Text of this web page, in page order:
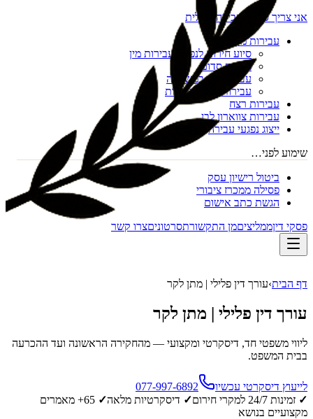
אני צריך סיוע בעבירה פלילית
עבירות מין
סיוע חירום לנפגעי עבירות מין
מעשה סדום
עבירות מין במשפחה
עבירות מין דיגיטליות
עבירות רצח
עבירות צווארון לבן
ייצוג נפגעי עבירה
שימוע לפני…
ביטול רישיון עסק
פסילה ממכרז ציבורי
הגשת כתב אישום
פסקי דיןממליציםמן התקשורתסרטוניםצרו קשר
דף הבית›עורך דין פלילי | מתן לקר
עורך דין פלילי | מתן לקר
ליווי משפטי חד, דיסקרטי ומקצועי — מהחקירה הראשונה ועד ההכרעה
בבית המשפט.
לייעוץ דיסקרטי עכשיו
077-997-6892
✓ זמינות 24/7 למקרי חירום ✓ דיסקרטיות מלאה✓
65+ מאמרים
מקצועיים בנושא